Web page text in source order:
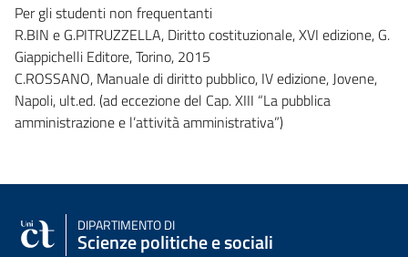
Per gli studenti non frequentanti
R.BIN e G.PITRUZZELLA, Diritto costituzionale, XVI edizione, G.
Giappichelli Editore, Torino, 2015
C.ROSSANO, Manuale di diritto pubblico, IV edizione, Jovene,
Napoli, ult.ed. (ad eccezione del Cap. XIII “La pubblica
amministrazione e l’attività amministrativa”)
DIPARTIMENTO DI
Scienze politiche e sociali